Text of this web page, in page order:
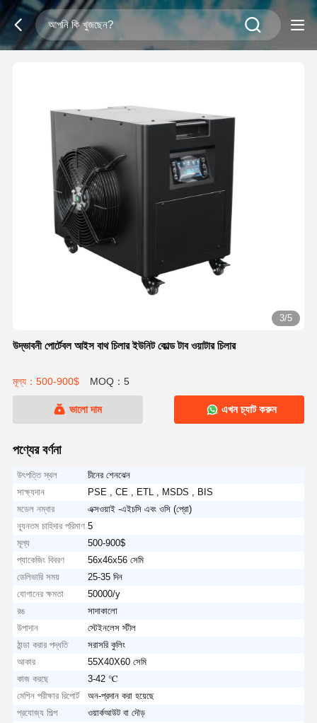
3/5
উদ্ভাবনী পোর্টেবল আইস বাথ চিলার ইউনিট কোল্ড টাব ওয়াটার চিলার
মূল্য：500-900$ MOQ：5
ভালো দাম এখন চ্যাট করুন
পণ্যের বর্ণনা
উৎপত্তি স্থল
চীনের শেনঝেন
সাক্ষ্যদান
PSE , CE , ETL , MSDS , BIS
মডেল নম্বার
এক্সওয়াই -এইচসি এবং ওসি (প্রো)
ন্যূনতম চাহিদার পরিমাণ 5
মূল্য
500-900$
প্যাকেজিং বিবরণ
56x46x56 সেমি
ডেলিভারি সময়
25-35 দিন
যোগানের ক্ষমতা
50000/y
রঙ
সাদাকালো
উপাদান
স্টেইনলেস স্টীল
ঠান্ডা করার পদ্ধতি
সরাসরি কুলিং
আকার
55X40X60 সেমি
কাজ করছে
3-42 ℃
মেশিন পরীক্ষার রিপোর্ট
অন-প্রদান করা হয়েছে
প্রযোজ্য শিল্প
ওয়ার্কআউট বা দৌড়